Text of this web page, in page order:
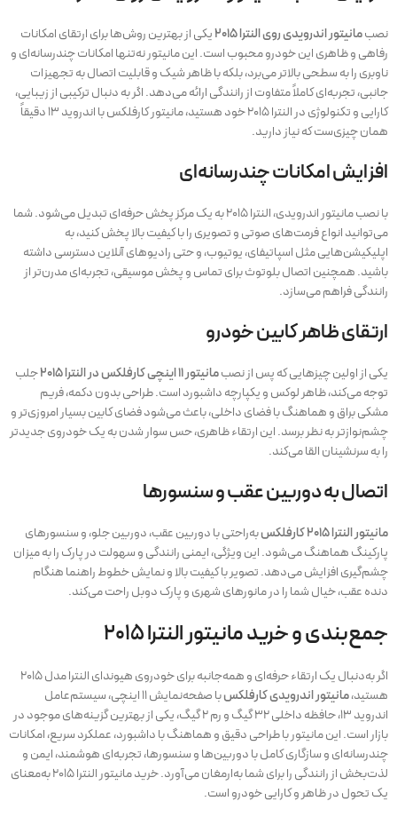
نصبمانیتور اندرویدی روی النترا ۲۰۱۵
یکی از بهترین روش‌ها برای ارتقای امکانات
رفاهی و ظاهری این خودرو محبوب است. این مانیتور نه‌تنها امکانات چندرسانه‌ای و
ناوبری را به سطحی بالاتر می‌برد، بلکه با ظاهر شیک و قابلیت اتصال به تجهیزات
جانبی، تجربه‌ای کاملاً متفاوت از رانندگی ارائه می‌دهد. اگر به دنبال ترکیبی از زیبایی،
کارایی و تکنولوژی در النترا ۲۰۱۵ خود هستید، مانیتور کارفلکس با اندروید ۱۳ دقیقاً
همان چیزی‌ست که نیاز دارید.
افزایش امکانات چندرسانه‌ای
با نصب مانیتور اندرویدی، النترا ۲۰۱۵ به یک مرکز پخش حرفه‌ای تبدیل می‌شود. شما
می‌توانید انواع فرمت‌های صوتی و تصویری را با کیفیت بالا پخش کنید، به
اپلیکیشن‌هایی مثل اسپاتیفای، یوتیوب، و حتی رادیوهای آنلاین دسترسی داشته
باشید. همچنین اتصال بلوتوث برای تماس و پخش موسیقی، تجربه‌ای مدرن‌تر از
رانندگی فراهم می‌سازد.
ارتقای ظاهر کابین خودرو
یکی از اولین چیزهایی که پس از نصبمانیتور ۱۱ اینچی کارفلکس در النترا ۲۰۱۵
جلب
توجه می‌کند، ظاهر لوکس و یکپارچه داشبورد است. طراحی بدون دکمه، فریم
مشکی براق و هماهنگ با فضای داخلی، باعث می‌شود فضای کابین بسیار امروزی‌تر و
چشم‌نوازتر به نظر برسد. این ارتقاء ظاهری، حس سوار شدن به یک خودروی جدیدتر
را به سرنشینان القا می‌کند.
اتصال به دوربین عقب و سنسورها
مانیتور النترا ۲۰۱۵ کارفلکس
به‌راحتی با دوربین عقب، دوربین جلو، و سنسورهای
پارکینگ هماهنگ می‌شود. این ویژگی، ایمنی رانندگی و سهولت در پارک را به میزان
چشم‌گیری افزایش می‌دهد. تصویر با کیفیت بالا و نمایش خطوط راهنما هنگام
دنده عقب، خیال شما را در مانورهای شهری و پارک دوبل راحت می‌کند.
جمع‌بندی و خرید مانیتور النترا ۲۰۱۵
اگر به‌دنبال یک ارتقاء حرفه‌ای و همه‌جانبه برای خودروی هیوندای النترا مدل ۲۰۱۵
هستید،مانیتور اندرویدی کارفلکس
با صفحه‌نمایش ۱۱ اینچی، سیستم‌عامل
اندروید ۱۳، حافظه داخلی ۳۲ گیگ و رم ۲ گیگ، یکی از بهترین گزینه‌های موجود در
بازار است. این مانیتور با طراحی دقیق و هماهنگ با داشبورد، عملکرد سریع، امکانات
چندرسانه‌ای و سازگاری کامل با دوربین‌ها و سنسورها، تجربه‌ای هوشمند، ایمن و
لذت‌بخش از رانندگی را برای شما به‌ارمغان می‌آورد. خرید مانیتور النترا ۲۰۱۵ به‌معنای
یک تحول در ظاهر و کارایی خودرو است.